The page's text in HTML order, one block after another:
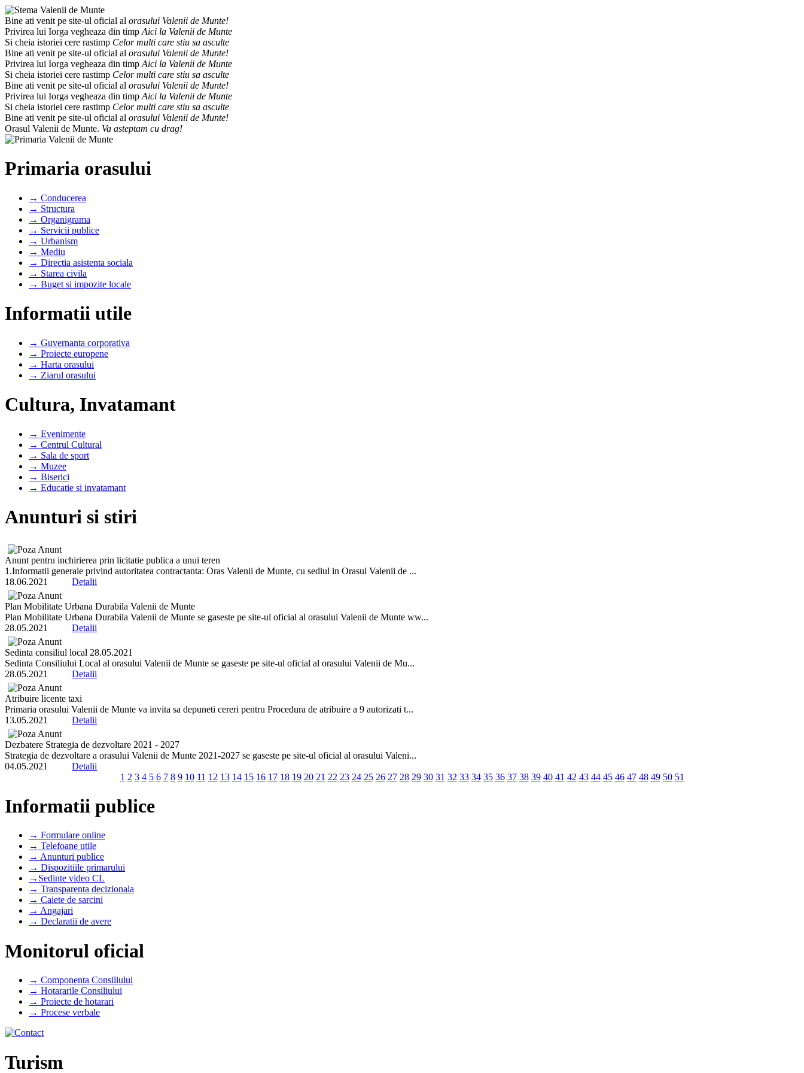
Bine ati venit pe site-ul oficial al orasului Valenii de Munte!
Privirea lui Iorga vegheaza din timp Aici la Valenii de Munte
Si cheia istoriei cere rastimp Celor multi care stiu sa asculte
Bine ati venit pe site-ul oficial al orasului Valenii de Munte!
Privirea lui Iorga vegheaza din timp Aici la Valenii de Munte
Si cheia istoriei cere rastimp Celor multi care stiu sa asculte
Bine ati venit pe site-ul oficial al orasului Valenii de Munte!
Privirea lui Iorga vegheaza din timp Aici la Valenii de Munte
Si cheia istoriei cere rastimp Celor multi care stiu sa asculte
Bine ati venit pe site-ul oficial al orasului Valenii de Munte!
Orasul Valenii de Munte. Va asteptam cu drag!
Primaria orasului
→ Conducerea
→ Structura
→ Organigrama
→ Servicii publice
→ Urbanism
→ Mediu
→ Directia asistenta sociala
→ Starea civila
→ Buget si impozite locale
Informatii utile
→ Guvernanta corporativa
→ Proiecte europene
→ Harta orasului
→ Ziarul orasului
Cultura, Invatamant
→ Evenimente
→ Centrul Cultural
→ Sala de sport
→ Muzee
→ Biserici
→ Educatie si invatamant
Anunturi si stiri
Anunt pentru inchirierea prin licitatie publica a unui teren
1.Informatii generale privind autoritatea contractanta: Oras Valenii de Munte, cu sediul in Orasul Valenii de ...
18.06.2021 Detalii
Plan Mobilitate Urbana Durabila Valenii de Munte
Plan Mobilitate Urbana Durabila Valenii de Munte se gaseste pe site-ul oficial al orasului Valenii de Munte ww...
28.05.2021 Detalii
Sedinta consiliul local 28.05.2021
Sedinta Consiliului Local al orasului Valenii de Munte se gaseste pe site-ul oficial al orasului Valenii de Mu...
28.05.2021 Detalii
Atribuire licente taxi
Primaria orasului Valenii de Munte va invita sa depuneti cereri pentru Procedura de atribuire a 9 autorizati t...
13.05.2021 Detalii
Dezbatere Strategia de dezvoltare 2021 - 2027
Strategia de dezvoltare a orasului Valenii de Munte 2021-2027 se gaseste pe site-ul oficial al orasului Valeni...
04.05.2021 Detalii
1 2 3 4 5 6 7 8 9 10 11 12 13 14 15 16 17 18 19 20 21 22 23 24 25 26 27 28 29 30 31 32 33 34 35 36 37 38 39 40 41 42 43 44 45 46 47 48 49 50 51
Informatii publice
→ Formulare online
→ Telefoane utile
→ Anunturi publice
→ Dispozitiile primarului
→Sedinte video CL
→ Transparenta decizionala
→ Caiete de sarcini
→ Angajari
→ Declaratii de avere
Monitorul oficial
→ Componenta Consiliului
→ Hotararile Consiliului
→ Proiecte de hotarari
→ Procese verbale
Turism